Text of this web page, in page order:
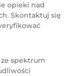
opieki nad
Skontaktuj się
spektrum